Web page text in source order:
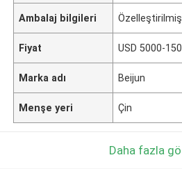
Ambalaj bilgileri
Fiyat USD 5000-
Marka adı Beijun
Menşe yeri Çin
Daha fazla